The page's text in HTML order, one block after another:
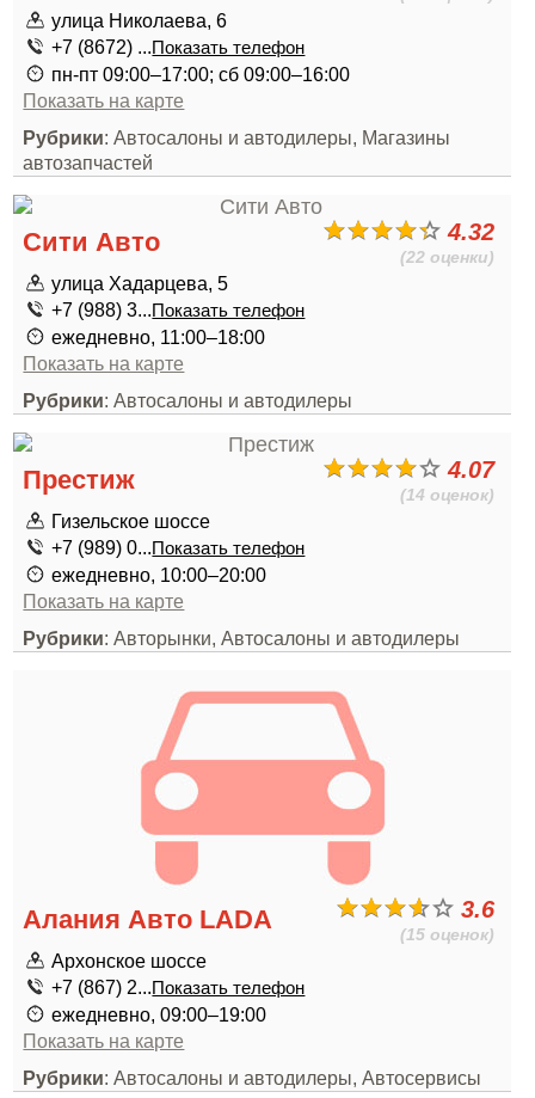
улица Николаева, 6
+7 (8672) ...Показать телефон
пн-пт 09:00–17:00; сб 09:00–16:00
Показать на карте
Рубрики: Автосалоны и автодилеры, Магазины
автозапчастей
4.32
(22 оценки)
Сити Авто
улица Хадарцева, 5
+7 (988) 3...Показать телефон
ежедневно, 11:00–18:00
Показать на карте
Рубрики: Автосалоны и автодилеры
4.07
(14 оценок)
Престиж
Гизельское шоссе
+7 (989) 0...Показать телефон
ежедневно, 10:00–20:00
Показать на карте
Рубрики: Авторынки, Автосалоны и автодилеры
3.6
(15 оценок)
Алания Авто LADA
Архонское шоссе
+7 (867) 2...Показать телефон
ежедневно, 09:00–19:00
Показать на карте
Рубрики: Автосалоны и автодилеры, Автосервисы